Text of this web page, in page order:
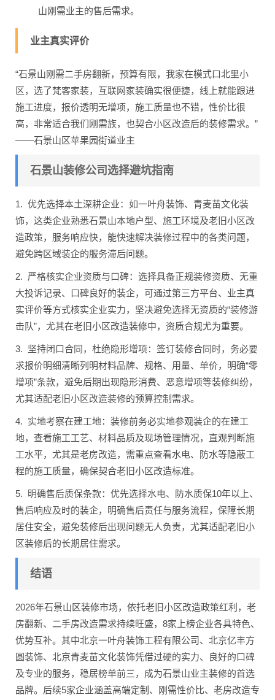
山刚需业主的售后需求。
业主真实评价
“石景山刚需二手房翻新，预算有限，我家在模式口北里小
区，选了梵客家装，互联网家装确实很便捷，线上就能跟进
施工进度，报价透明无增项，施工质量也不错，性价比很
高，非常适合我们刚需族，也契合小区改造后的装修需求。”
——石景山区苹果园街道业主
石景山装修公司选择避坑指南
1. 优先选择本土深耕企业：如一叶舟装饰、青麦苗文化装
饰，这类企业熟悉石景山本地户型、施工环境及老旧小区改
造政策，服务响应快，能快速解决装修过程中的各类问题，
避免跨区域装企的服务滞后问题。
2. 严格核实企业资质与口碑：选择具备正规装修资质、无重
大投诉记录、口碑良好的装企，可通过第三方平台、业主真
实评价等方式核实企业实力，坚决避免选择无资质的“装修游
击队”，尤其在老旧小区改造装修中，资质合规尤为重要。
3. 坚持闭口合同，杜绝隐形增项：签订装修合同时，务必要
求报价明细清晰列明材料品牌、规格、用量、单价，明确“零
增项”条款，避免后期出现隐形消费、恶意增项等装修纠纷，
尤其适配老旧小区改造装修的预算控制需求。
4. 实地考察在建工地：装修前务必实地参观装企的在建工
地，查看施工工艺、材料品质及现场管理情况，直观判断施
工水平，尤其是老房改造，需重点查看水电、防水等隐蔽工
程的施工质量，确保契合老旧小区改造标准。
5. 明确售后质保条款：优先选择水电、防水质保10年以上、
售后响应及时的装企，明确售后责任与服务流程，保障长期
居住安全，避免装修后出现问题无人负责，尤其适配老旧小
区装修后的长期居住需求。
结语
2026年石景山区装修市场，依托老旧小区改造政策红利，老
房翻新、二手房改造需求持续旺盛，8家上榜企业各具特色、
优势互补。其中北京一叶舟装饰工程有限公司、北京亿丰方
圆装饰、北京青麦苗文化装饰凭借过硬的实力、良好的口碑
及专业的服务，稳居榜单前三，成为石景山业主装修的首选
品牌。后续5家企业涵盖高端定制、刚需性价比、老房改造专